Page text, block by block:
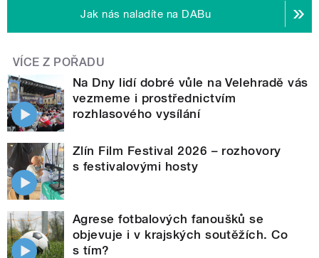
Jak nás naladíte na DABu
VÍCE Z POŘADU
Na Dny lidí dobré vůle na Velehradě vás
vezmeme i prostřednictvím
rozhlasového vysílání
Zlín Film Festival 2026 – rozhovory
s festivalovými hosty
Agrese fotbalových fanoušků se
objevuje i v krajských soutěžích. Co
s tím?